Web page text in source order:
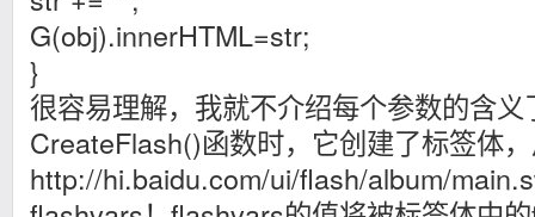
G(obj).innerHTML=str;
}
很容易理解，我就不介绍每个参数的含
CreateFlash()函数时，它创建了标签体
http://hi.baidu.com/ui/flash/album/